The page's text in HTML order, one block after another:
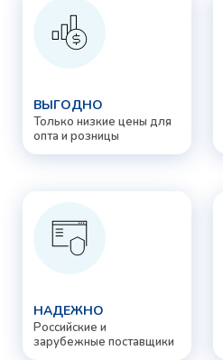
ВЫГОДНО
Только низкие цены для
опта и розницы
НАДЕЖНО
Российские и
зарубежные поставщики